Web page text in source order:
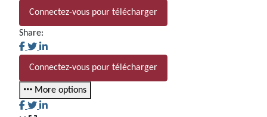
Connectez-vous pour télécharger
Share:
Connectez-vous pour télécharger
More options